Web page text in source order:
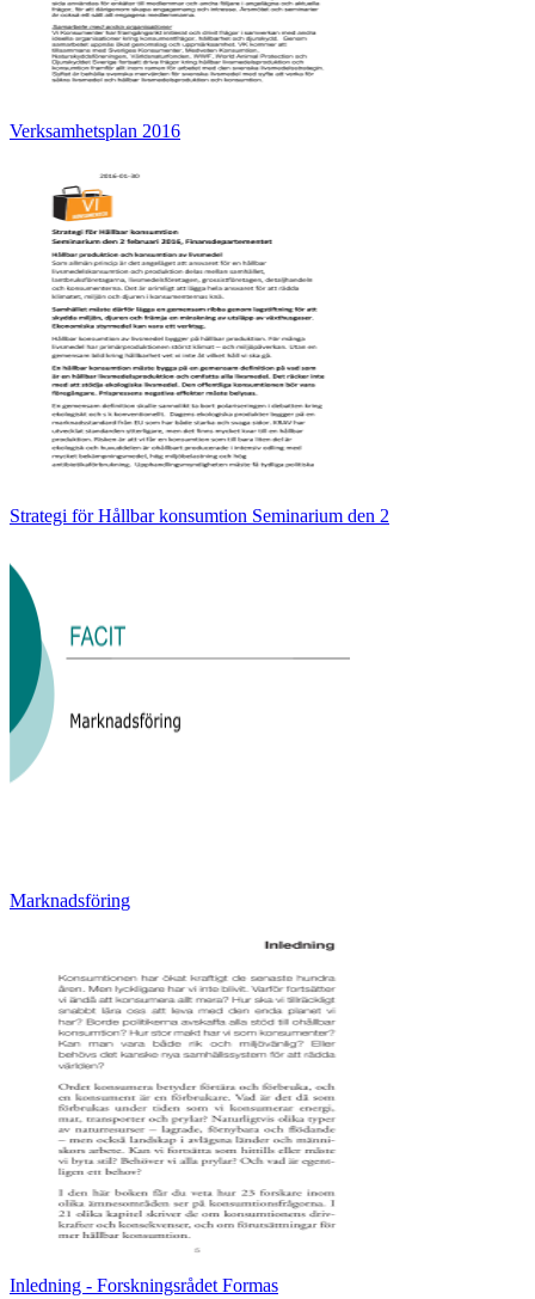
Verksamhetsplan 2016
Strategi för Hållbar konsumtion Seminarium den 2
Marknadsföring
Inledning - Forskningsrådet Formas